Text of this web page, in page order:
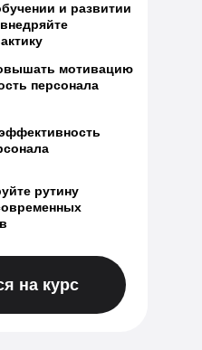
рутину
мотивацию
персонала
и развитии
на курс